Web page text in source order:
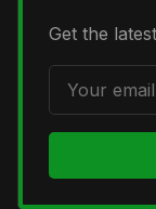
Get the